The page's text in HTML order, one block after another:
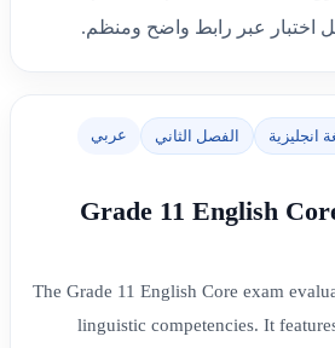
اختبار عبر رابط واضح ومنظم.
انجليزية الفصل الثاني عربي
Grade 11 English
The Grade 11 English Core exam
linguistic competencies. It